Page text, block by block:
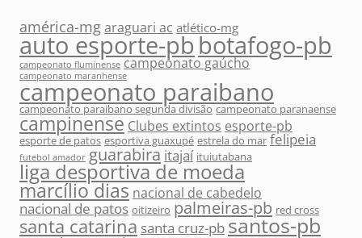
américa-mgaraguari ac atlético-mg
auto esporte-pbbotafogo-pb
campeonato fluminense campeonato gaúcho
campeonato maranhense
campeonato paraibano
campeonato paraibano segunda divisão campeonato paranaense
campinense Clubes extintos esporte-pb
esporte de patos esportiva guaxupé estrela do mar felipeia
futebol amador guarabira itajaí ituiutabana
liga desportiva de moeda
marcílio dias nacional de cabedelo
nacional de patos oitizeiro palmeiras-pb red cross
santa catarina santa cruz-pbsantos-pb